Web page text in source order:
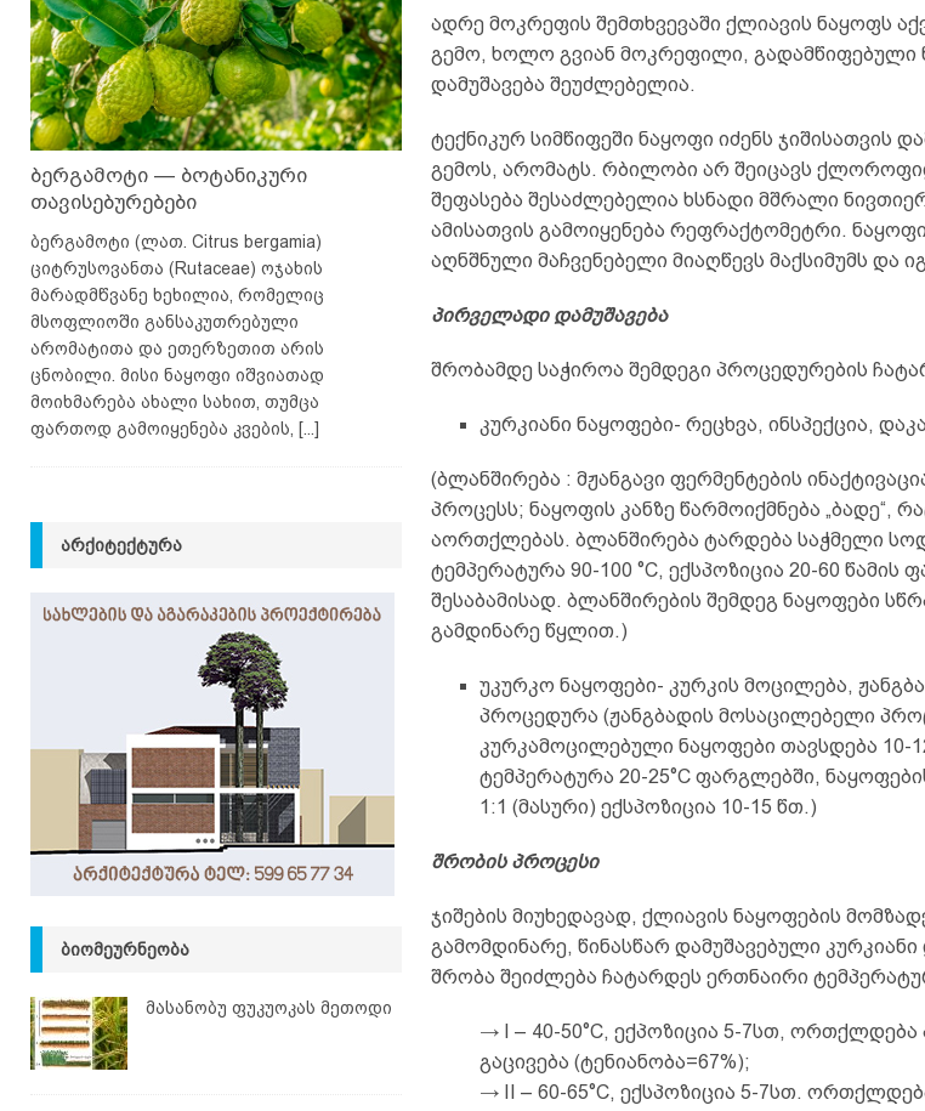
ადრე მოკრეფის შემთხვევაში ქლიავის ნაყოფს
გემო, ხოლო გვიან მოკრეფილი, გადამწიფებული
დამუშავება შეუძლებელია.
ტექნიკურ სიმწიფეში ნაყოფი იძენს ჯიშისათვის
გემოს, არომატს. რბილობი არ შეიცავს
შეფასება შესაძლებელია ხსნადი მშრალი
ამისათვის გამოიყენება რეფრაქტომეტრი.
აღნშნული მაჩვენებელი მიაღწევს მაქსიმუმს და
პირველადი დამუშავება
შრობამდე საჭიროა შემდეგი პროცედურების
კურკიანი ნაყოფები- რეცხვა, ინსპექცია,
(ბლანშირება : მჟანგავი ფერმენტების
პროცესს; ნაყოფის კანზე წარმოიქმნება „ბადე“,
აორთქლებას. ბლანშირება ტარდება საჭმელი
ტემპერატურა 90-100 °C, ექსპოზიცია 20-60 წამის
შესაბამისად. ბლანშირების შემდეგ ნაყოფები
გამდინარე წყლით.)
უკურკო ნაყოფები- კურკის მოცილება,
პროცედურა (ჟანგბადის მოსაცილებელი
კურკამოცილებული ნაყოფები თავსდება 10-
ტემპერატურა 20-25°C ფარგლებში,
1:1 (მასური) ექსპოზიცია 10-15 წთ.)
შრობის პროცესი
ჯიშების მიუხედავად, ქლიავის ნაყოფების
გამომდინარე, წინასწარ დამუშავებული
შრობა შეიძლება ჩატარდეს ერთნაირი
→ I – 40-50°C, ექპოზიცია 5-7სთ,
გაცივება (ტენიანობა=67%);
→ II – 60-65°C, ექსპოზიცია 5-7სთ.
ბერგამოტი — ბოტანიკური
თავისებურებები
ბერგამოტი (ლათ. Citrus bergamia)
ციტრუსოვანთა (Rutaceae) ოჯახის
მარადმწვანე ხეხილია, რომელიც
მსოფლიოში განსაკუთრებული
არომატითა და ეთერზეთით არის
ცნობილი. მისი ნაყოფი იშვიათად
მოიხმარება ახალი სახით, თუმცა
ფართოდ გამოიყენება კვების,
[...]
ᲐᲠᲥᲘᲢᲔᲥᲢᲣᲠᲐ
ᲑᲘᲝᲛᲔᲣᲠᲜᲔᲝᲑᲐ
მასანობუ ფუკუოკას მეთოდი